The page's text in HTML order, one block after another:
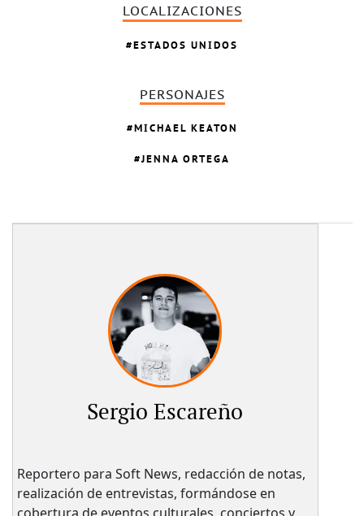
LOCALIZACIONES
ESTADOS UNIDOS
PERSONAJES
MICHAEL KEATON
JENNA ORTEGA
Sergio Escareño
Reportero para Soft News, redacción de notas,
realización de entrevistas, formándose en